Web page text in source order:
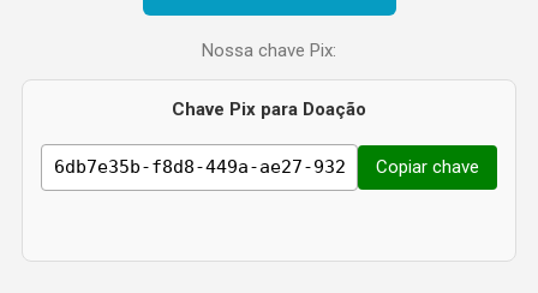
Nossa chave Pix:
Chave Pix para Doação
Copiar chave